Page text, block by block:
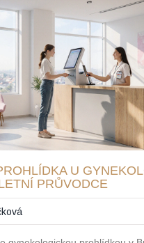
U
PRŮVODCE